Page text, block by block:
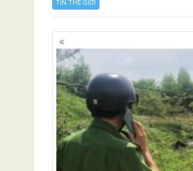
TIN THẾ GIỚI
Posts
navigation